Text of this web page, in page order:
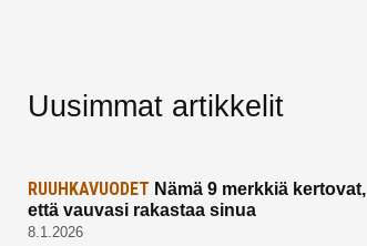
Uusimmat artikkelit
RUUHKAVUODET Nämä 9 merkkiä kertovat,
että vauvasi rakastaa sinua
8.1.2026